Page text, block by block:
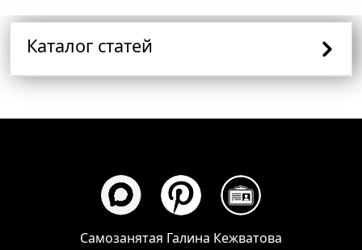
Каталог статей
Самозанятая Галина Кежватова